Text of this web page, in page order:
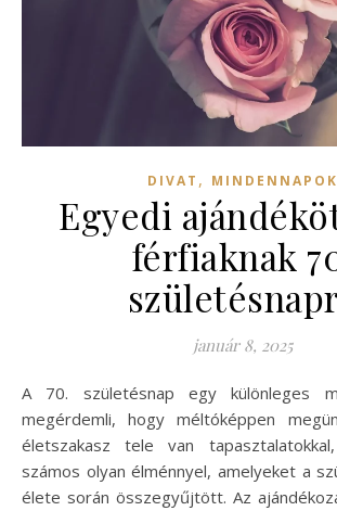
DIVAT , MINDENNAPOK
Egyedi
férfiaknak
január 8, 2025
A 70. születésnap egy különleges mérföldkő, amely
megérdemli, hogy méltóképpen
életszakasz tele van
számos olyan élménnyel, amelyeket a
élete során összegyűjtött. Az